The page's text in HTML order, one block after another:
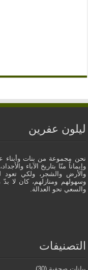
ليلون عفرين
نحن مجموعة من بنات وأبناء
وإيماناً منّا بتاريخ الآباء
والأرض والشجر، ولكي تعود
وسهولهم ومنازلهم، كان لا بدّ
والسعي نحو العدالة.
التصنيفات